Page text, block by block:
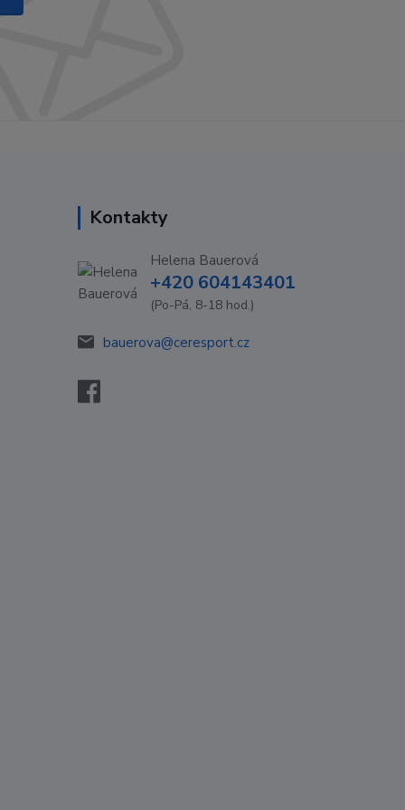
Kontakty
Helena Bauerová
+420 604143401
(Po-Pá, 8-18 hod.)
bauerova@ceresport.cz